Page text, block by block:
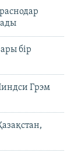
бір
Грэм